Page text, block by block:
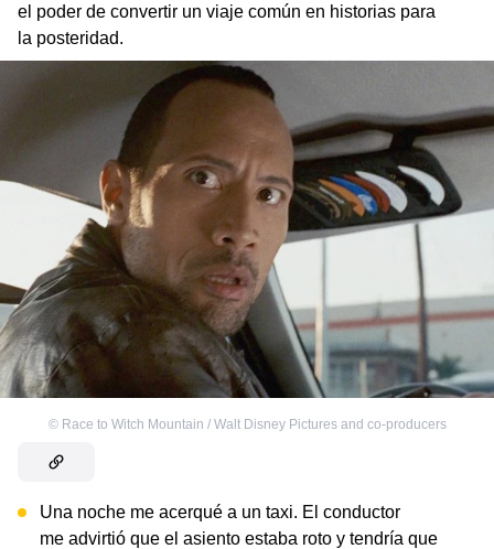
el poder de convertir un viaje común en historias para
la posteridad.
© Race to Witch Mountain / Walt Disney Pictures and co-producers
Una noche me acerqué a un taxi. El conductor
me advirtió que el asiento estaba roto y tendría que